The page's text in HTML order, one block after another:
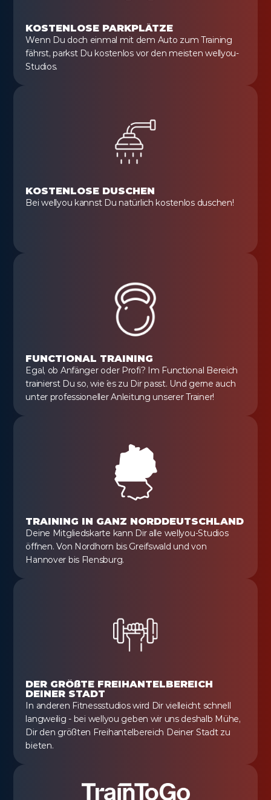
KOSTENLOSE PARKPLÄTZE
Wenn Du doch einmal mit dem Auto zum Training
fährst, parkst Du kostenlos vor den meisten wellyou-
Studios.
KOSTENLOSE DUSCHEN
Bei wellyou kannst Du natürlich kostenlos duschen!
FUNCTIONAL TRAINING
Egal, ob Anfänger oder Profi? Im Functional Bereich
trainierst Du so, wie´ es zu Dir passt. Und gerne auch
unter professioneller Anleitung unserer Trainer!
TRAINING IN GANZ NORDDEUTSCHLAND
Deine Mitgliedskarte kann Dir alle wellyou-Studios
öffnen. Von Nordhorn bis Greifswald und von
Hannover bis Flensburg.
DER GRÖßTE FREIHANTELBEREICH
DEINER STADT
In anderen Fitnessstudios wird Dir vielleicht schnell
langweilig - bei wellyou geben wir uns deshalb Mühe,
Dir den größten Freihantelbereich Deiner Stadt zu
bieten.